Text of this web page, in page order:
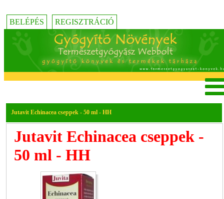
BELÉPÉS REGISZTRÁCIÓ
Jutavit Echinacea cseppek - 50 ml - HH
Jutavit Echinacea cseppek -
50 ml - HH